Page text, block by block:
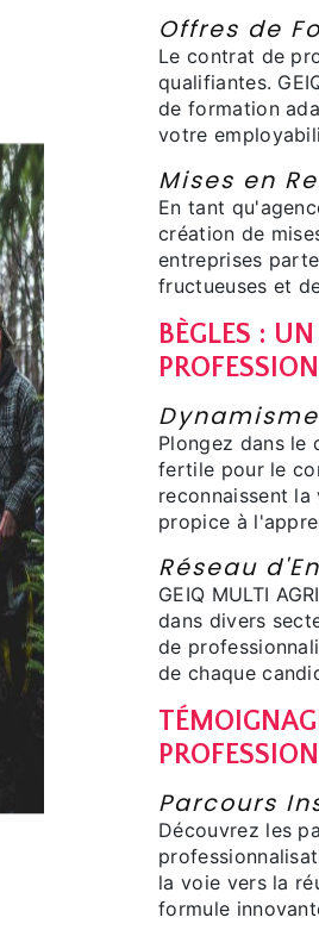
Offres de
Le contrat de
qualifiantes.
de formation
votre
Mises en
En tant
création de
entreprises
fructueuses et
BÈGLES :
Plongez dans le
fertile pour le
reconnaissent
propice à
Réseau
GEIQ MULTI
dans divers
de
de chaque
Parcours
Découvrez les
la voie vers la
formule